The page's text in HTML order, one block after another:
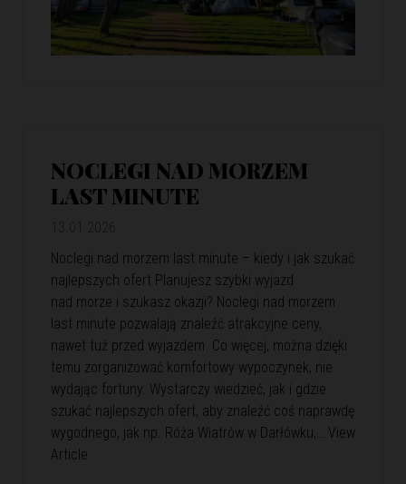
NOCLEGI NAD MORZEM
LAST MINUTE
Noclegi nad morzem last minute – kiedy i jak szukać
najlepszych ofert Planujesz szybki wyjazd
nad morze i szukasz okazji? Noclegi nad morzem
last minute pozwalają znaleźć atrakcyjne ceny,
nawet tuż przed wyjazdem. Co więcej, można dzięki
temu zorganizować komfortowy wypoczynek, nie
wydając fortuny. Wystarczy wiedzieć, jak i gdzie
szukać najlepszych ofert, aby znaleźć coś naprawdę
wygodnego, jak np. Róża Wiatrów w Darłówku,… View
Article